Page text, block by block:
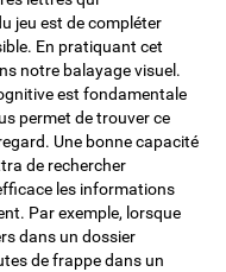
jeu est de compléter
En pratiquant cet
notre balayage visuel.
est fondamentale
permet de trouver ce
Une bonne capacité
de rechercher
les informations
Par exemple, lorsque
dans un dossier
de frappe dans un